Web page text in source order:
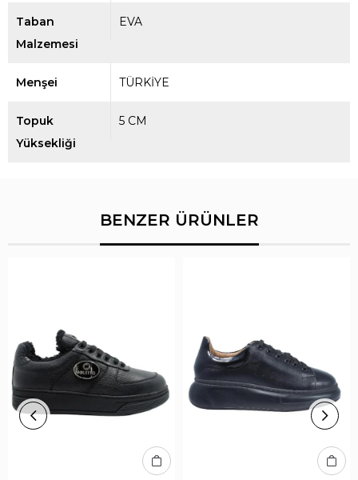
Taban
Malzemesi
EVA
Menşei TÜRKİYE
Topuk
Yüksekliği
5 CM
BENZER ÜRÜNLER